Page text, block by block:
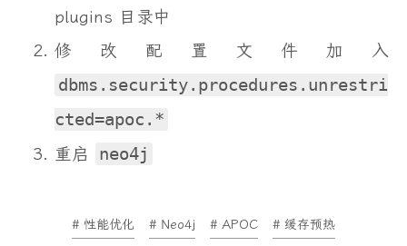
plugins 目录中
修改配置文件加入
dbms.security.procedures.unrestri
cted=apoc.*
重启 neo4j
# 性能优化 # Neo4j # APOC # 缓存预热